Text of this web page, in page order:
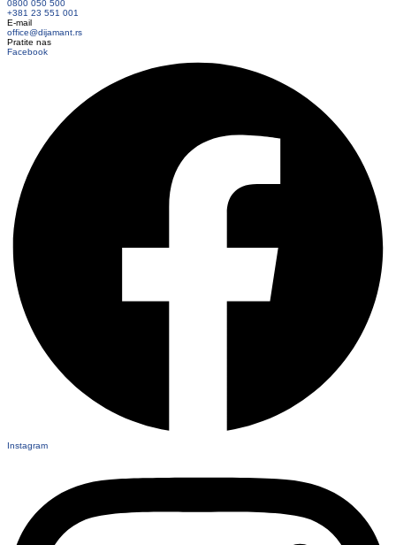
0800 050 500
+381 23 551 001
E-mail
office@dijamant.rs
Pratite nas
Facebook
Instagram